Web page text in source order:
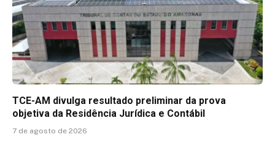
TCE-AM divulga resultado preliminar da prova
objetiva da Residência Jurídica e Contábil
7 de agosto de 2026